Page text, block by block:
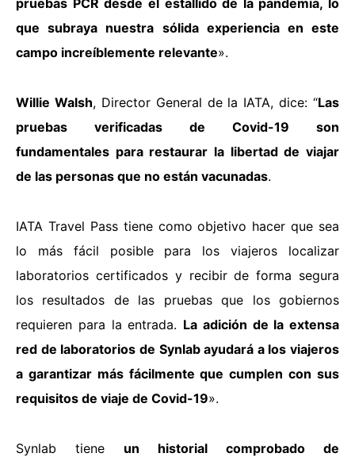
que subraya nuestra sólida experiencia en este
campo increíblemente relevante».
Willie Walsh, Director General de la IATA, dice: “Las
pruebas verificadas de Covid-19 son
fundamentales para restaurar la libertad de viajar
de las personas que no están vacunadas.
IATA Travel Pass tiene como objetivo hacer que sea
lo más fácil posible para los viajeros localizar
laboratorios certificados y recibir de forma segura
los resultados de las pruebas que los gobiernos
requieren para la entrada. La adición de la extensa
red de laboratorios de Synlab ayudará a los viajeros
a garantizar más fácilmente que cumplen con sus
requisitos de viaje de Covid-19».
Synlab tiene un historial comprobado de